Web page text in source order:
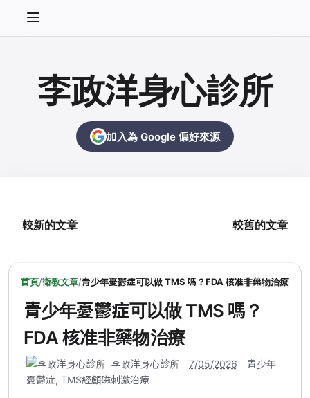
李政洋身心診所
加入為 Google 偏好來源
較新的文章 較舊的文章
首頁/衛教文章/青少年憂鬱症可以做 TMS 嗎？FDA 核准非藥物治療
青少年憂鬱症可以做 TMS 嗎？
FDA 核准非藥物治療
李政洋身心診所 7/05/2026
青少年
憂鬱症, TMS經顱磁刺激治療